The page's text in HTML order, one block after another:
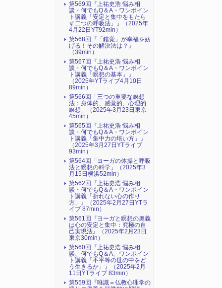
第569回『上祐史浩 悩み相
談・何でもQ＆A・ワンポイン
ト講義「安定と集中をもたら
す二つの呼吸法」』（2025年
4月22日YT92min）
第568回『「錯覚」が幸福を妨
げる！その解決法は？』
（39min）
第567回『上祐史浩 悩み相
談・何でもQ＆A・ワンポイン
ト講義「瞑想の基本」』
（2025年YTライブ4月10日
89min）
第566回「三つの重要な瞑想
法：身体的、感覚的、心理的
瞑想」（2025年3月23日東京
45min）
第565回『上祐史浩 悩み相
談・何でもQ＆A・ワンポイン
ト講義「集中力の培い方」』
（2025年3月27日YTライブ
93min）
第564回「ヨーガの体操と呼吸
法と瞑想の科学」（2025年3
月15日横浜52min）
第562回『上祐史浩 悩み相
談・何でもQ＆A・ワンポイン
ト講義「折れない心の作り
方」』（2025年2月27日YTラ
イブ 87min）
第561回『ヨーガと瞑想の奥義
は心の安定と集中：究極の自
己実現法』（2025年2月23日
東京30min）
第560回『上祐史浩 悩み相
談、何でもQ＆A、ワンポイン
ト講義「不平等の世の中をど
う生きるか」』（2025年2月
11日YTライブ 83min）
第559回『唯識＝仏教心理学の